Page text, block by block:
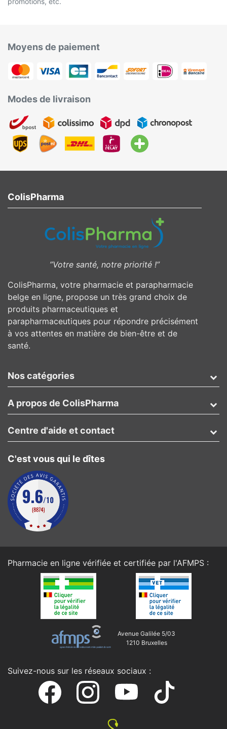
Moyens de paiement
Modes de livraison
ColisPharma
”Votre santé, notre priorité !”
ColisPharma, votre pharmacie et parapharmacie
belge en ligne, propose un très grand choix de
produits pharmaceutiques et
parapharmaceutiques pour répondre précisément
à vos attentes en matière de bien-être et de
santé.
Nos catégories
A propos de ColisPharma
C'est vous qui le dîtes
Centre d'aide et contact
Pharmacie en ligne vérifiée et certifiée par l'AFMPS :
Avenue Galilée 5/03
1210 Bruxelles
Suivez-nous sur les réseaux sociaux :